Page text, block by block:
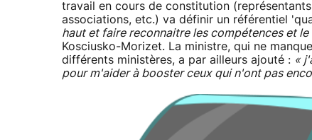
travail en cours de constitution
associations, etc.) va définir un référentiel
haut et faire reconnaitre les compétences et
Kosciusko-Morizet. La ministre, qui ne
différents ministères, a par ailleurs ajouté : «
pour m'aider à booster ceux qui n'ont pas